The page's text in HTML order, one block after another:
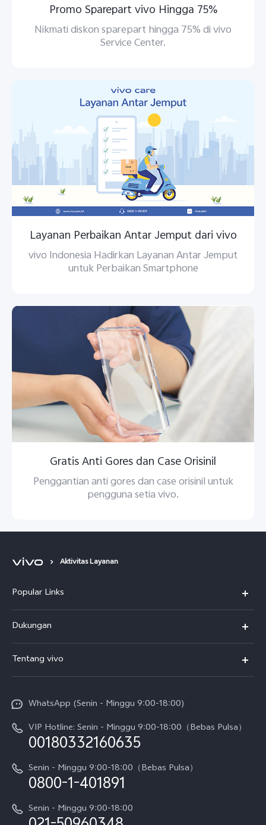
Promo Sparepart vivo Hingga 75%
Nikmati diskon sparepart hingga 75% di vivo
Service Center.
Layanan Perbaikan Antar Jemput dari vivo
vivo Indonesia Hadirkan Layanan Antar Jemput
untuk Perbaikan Smartphone
Gratis Anti Gores dan Case Orisinil
Penggantian anti gores dan case orisinil untuk
pengguna setia vivo.
Aktivitas Layanan
Popular Links
T5
T5 Pro
V70
V70 FE
Y05
X300 Pro
Gerai Terdekat
Dukungan
Service Center
Funtouch OS
Pembaruan Sistem
Harga Spare Part
Otentikasi IMEI
Kebijakan Garansi vivo
Tentang vivo
Sejarah
Berita
Pemberitahuan Hukum
Tentang Kami
WhatsApp (Senin - Minggu 9:00-18:00)
VIP Hotline: Senin - Minggu 9:00-18:00（Bebas Pulsa）
00180332160635
Senin - Minggu 9:00-18:00（Bebas Pulsa）
0800-1-401891
Senin - Minggu 9:00-18:00